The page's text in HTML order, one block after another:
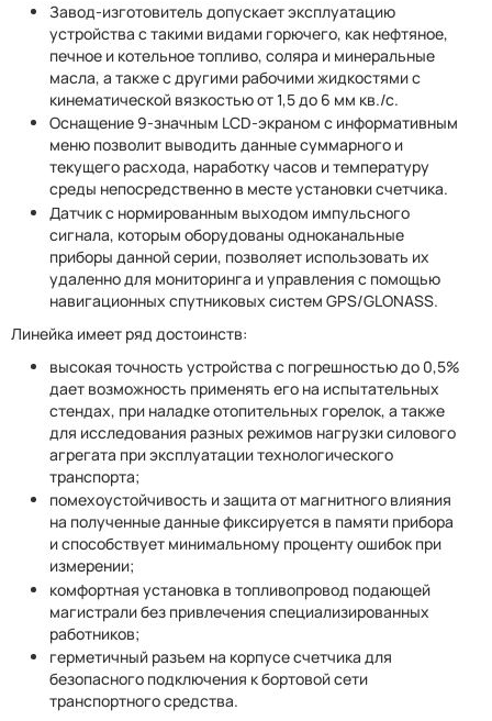
Завод-изготовитель допускает эксплуатацию
устройства с такими видами горючего, как нефтяное,
печное и котельное топливо, соляра и минеральные
масла, а также с другими рабочими жидкостями с
кинематической вязкостью от 1,5 до 6 мм кв./с.
Оснащение 9-значным LCD-экраном с информативным
меню позволит выводить данные суммарного и
текущего расхода, наработку часов и температуру
среды непосредственно в месте установки счетчика.
Датчик с нормированным выходом импульсного
сигнала, которым оборудованы одноканальные
приборы данной серии, позволяет использовать их
удаленно для мониторинга и управления с помощью
навигационных спутниковых систем GPS/GLONASS.
Линейка имеет ряд достоинств:
высокая точность устройства с погрешностью до 0,5%
дает возможность применять его на испытательных
стендах, при наладке отопительных горелок, а также
для исследования разных режимов нагрузки силового
агрегата при эксплуатации технологического
транспорта;
помехоустойчивость и защита от магнитного влияния
на полученные данные фиксируется в памяти прибора
и способствует минимальному проценту ошибок при
измерении;
комфортная установка в топливопровод подающей
магистрали без привлечения специализированных
работников;
герметичный разъем на корпусе счетчика для
безопасного подключения к бортовой сети
транспортного средства.